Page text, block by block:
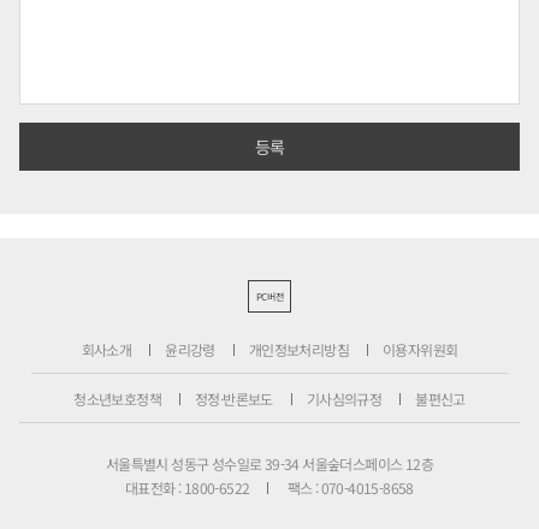
PC버전
회사소개 윤리강령 개인정보처리방침 이용자위원회
청소년보호정책 정정·반론보도 기사심의규정 불편신고
서울특별시 성동구 성수일로 39-34 서울숲더스페이스 12층
대표전화 : 1800-6522
팩스 : 070-4015-8658